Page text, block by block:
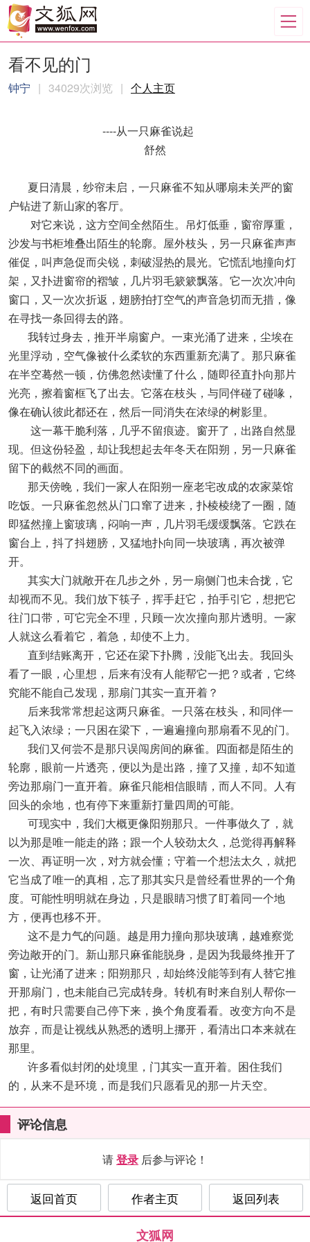
看不见的门
钟宁 | 34029次浏览 | 个人主页
----从一只麻雀说起
舒然
夏日清晨，纱帘未启，一只麻雀不知从哪扇未关严的窗
户钻进了新山家的客厅。
对它来说，这方空间全然陌生。吊灯低垂，窗帘厚重，
沙发与书柜堆叠出陌生的轮廓。屋外枝头，另一只麻雀声声
催促，叫声急促而尖锐，刺破湿热的晨光。它慌乱地撞向灯
架，又扑进窗帘的褶皱，几片羽毛簌簌飘落。它一次次冲向
窗口，又一次次折返，翅膀拍打空气的声音急切而无措，像
在寻找一条回得去的路。
我转过身去，推开半扇窗户。一束光涌了进来，尘埃在
光里浮动，空气像被什么柔软的东西重新充满了。那只麻雀
在半空蓦然一顿，仿佛忽然读懂了什么，随即径直扑向那片
光亮，擦着窗框飞了出去。它落在枝头，与同伴碰了碰喙，
像在确认彼此都还在，然后一同消失在浓绿的树影里。
这一幕干脆利落，几乎不留痕迹。窗开了，出路自然显
现。但这份轻盈，却让我想起去年冬天在阳朔，另一只麻雀
留下的截然不同的画面。
那天傍晚，我们一家人在阳朔一座老宅改成的农家菜馆
吃饭。一只麻雀忽然从门口窜了进来，扑棱棱绕了一圈，随
即猛然撞上窗玻璃，闷响一声，几片羽毛缓缓飘落。它跌在
窗台上，抖了抖翅膀，又猛地扑向同一块玻璃，再次被弹
开。
其实大门就敞开在几步之外，另一扇侧门也未合拢，它
却视而不见。我们放下筷子，挥手赶它，拍手引它，想把它
往门口带，可它完全不理，只顾一次次撞向那片透明。一家
人就这么看着它，着急，却使不上力。
直到结账离开，它还在梁下扑腾，没能飞出去。我回头
看了一眼，心里想，后来有没有人能帮它一把？或者，它终
究能不能自己发现，那扇门其实一直开着？
后来我常常想起这两只麻雀。一只落在枝头，和同伴一
起飞入浓绿；一只困在梁下，一遍遍撞向那扇看不见的门。
我们又何尝不是那只误闯房间的麻雀。四面都是陌生的
轮廓，眼前一片透亮，便以为是出路，撞了又撞，却不知道
旁边那扇门一直开着。麻雀只能相信眼睛，而人不同。人有
回头的余地，也有停下来重新打量四周的可能。
可现实中，我们大概更像阳朔那只。一件事做久了，就
以为那是唯一能走的路；跟一个人较劲太久，总觉得再解释
一次、再证明一次，对方就会懂；守着一个想法太久，就把
它当成了唯一的真相，忘了那其实只是曾经看世界的一个角
度。可能性明明就在身边，只是眼睛习惯了盯着同一个地
方，便再也移不开。
这不是力气的问题。越是用力撞向那块玻璃，越难察觉
旁边敞开的门。新山那只麻雀能脱身，是因为我最终推开了
窗，让光涌了进来；阳朔那只，却始终没能等到有人替它推
开那扇门，也未能自己完成转身。转机有时来自别人帮你一
把，有时只需要自己停下来，换个角度看看。改变方向不是
放弃，而是让视线从熟悉的透明上挪开，看清出口本来就在
那里。
许多看似封闭的处境里，门其实一直开着。困住我们
的，从来不是环境，而是我们只愿看见的那一片天空。
评论信息
请登录 后参与评论！
返回首页 作者主页 返回列表
文狐网